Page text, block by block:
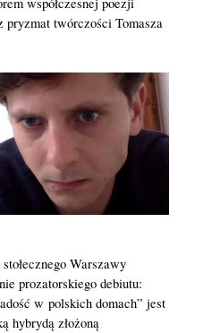
twórczości Tomasza
Warszawy
prozatorskiego debiutu:
w polskich domach” jest
hybrydą złożoną